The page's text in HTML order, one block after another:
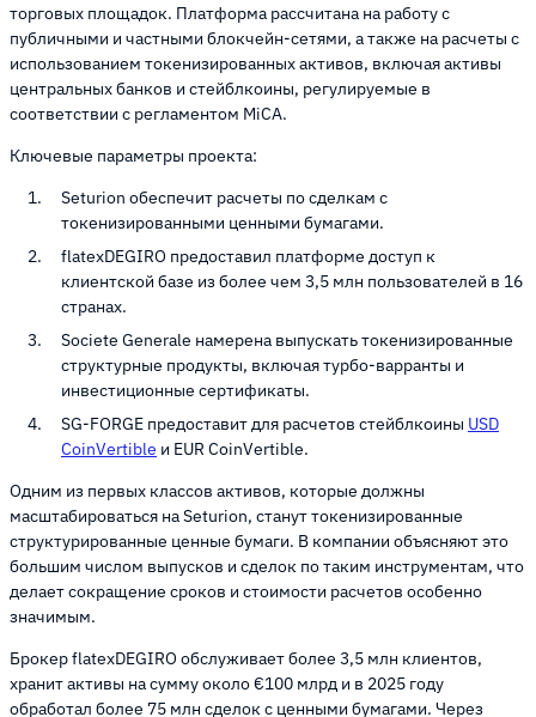
торговых площадок. Платформа рассчитана на работу с
публичными и частными блокчейн-сетями, а также на расчеты с
использованием токенизированных активов, включая активы
центральных банков и стейблкоины, регулируемые в
соответствии с регламентом MiCA.
Ключевые параметры проекта:
Seturion обеспечит расчеты по сделкам с
токенизированными ценными бумагами.
flatexDEGIRO предоставил платформе доступ к
клиентской базе из более чем 3,5 млн пользователей в 16
странах.
Societe Generale намерена выпускать токенизированные
структурные продукты, включая турбо-варранты и
инвестиционные сертификаты.
SG-FORGE предоставит для расчетов стейблкоины USD
CoinVertible и EUR CoinVertible.
Одним из первых классов активов, которые должны
масштабироваться на Seturion, станут токенизированные
структурированные ценные бумаги. В компании объясняют это
большим числом выпусков и сделок по таким инструментам, что
делает сокращение сроков и стоимости расчетов особенно
значимым.
Брокер flatexDEGIRO обслуживает более 3,5 млн клиентов,
хранит активы на сумму около €100 млрд и в 2025 году
обработал более 75 млн сделок с ценными бумагами. Через